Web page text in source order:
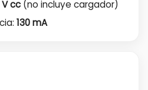
cc(no incluye cargador)
130 mA